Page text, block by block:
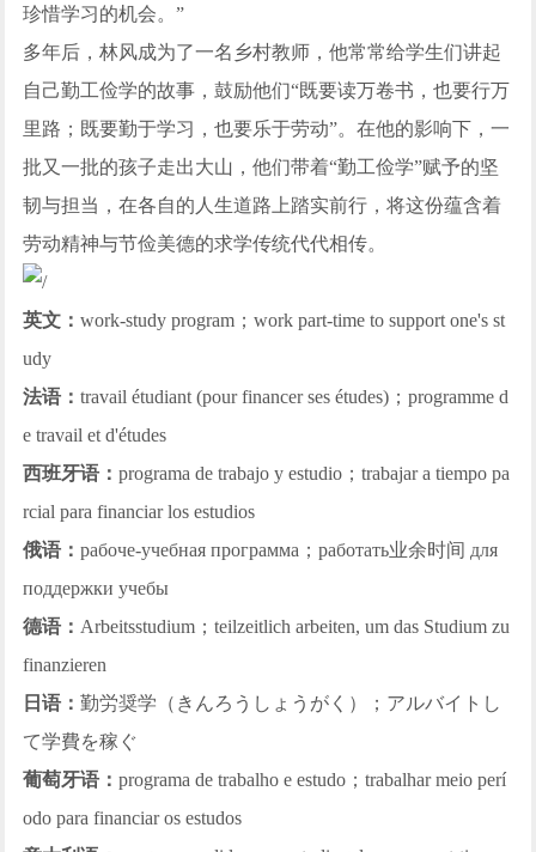
珍惜学习的机会。”
多年后，林风成为了一名乡村教师，他常常给学生们讲起
自己勤工俭学的故事，鼓励他们“既要读万卷书，也要行万
里路；既要勤于学习，也要乐于劳动”。在他的影响下，一
批又一批的孩子走出大山，他们带着“勤工俭学”赋予的坚
韧与担当，在各自的人生道路上踏实前行，将这份蕴含着
劳动精神与节俭美德的求学传统代代相传。
英文：work-study program；work part-time to support one's st
udy
法语：travail étudiant (pour financer ses études)；programme d
e travail et d'études
西班牙语：programa de trabajo y estudio；trabajar a tiempo pa
rcial para financiar los estudios
俄语：рабоче-учебная программа；работать业余时间 для
поддержки учебы
德语： Arbeitsstudium；teilzeitlich arbeiten, um das Studium zu
finanzieren
日语：勤労奨学（きんろうしょうがく）；アルバイトし
て学費を稼ぐ
葡萄牙语：programa de trabalho e estudo；trabalhar meio perí
odo para financiar os estudos